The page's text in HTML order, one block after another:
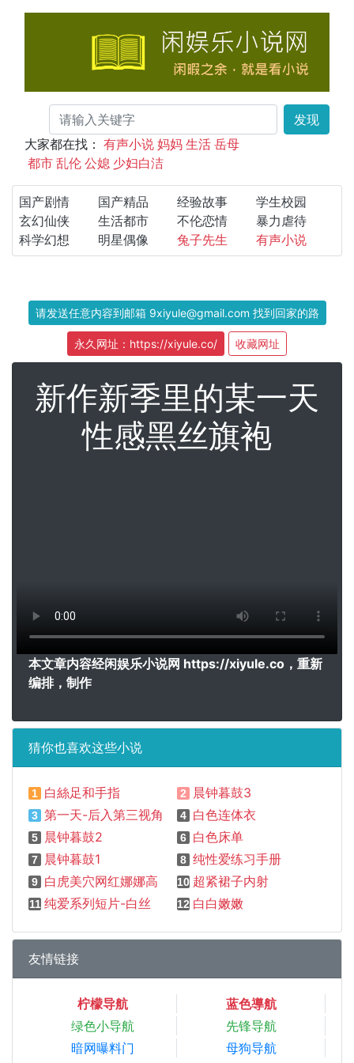
发现
大家都在找： 有声小说 妈妈 生活 岳母
都市 乱伦 公媳 少妇白洁
国产剧情 国产精品 经验故事
学生校园
玄幻仙侠
生活都市 不伦恋情
暴力虐待
科学幻想
明星偶像 兔子先生 有声小说
请发送任意内容到邮箱 9xiyule@gmail.com 找到回家的路
永久网址：https://xiyule.co/ 收藏网址
新作新季里的某一天
性感黑丝旗袍
本文章内容经闲娱乐小说网 https://xiyule.co，重新
编排，制作
猜你也喜欢这些小说
1 白絲足和手指 2 晨钟暮鼓3
3 第一天-后入第三视角 4 白色连体衣
5 晨钟暮鼓2 6 白色床单
7 晨钟暮鼓1 8 纯性爱练习手册
9 白虎美穴网红娜娜高跟鞋+黑丝+后入内射 10 超紧裙子内射
11 纯爱系列短片-白丝 12 白白嫩嫩
友情链接
柠檬导航
蓝色導航
绿色小导航
先锋导航
暗网曝料门
母狗导航